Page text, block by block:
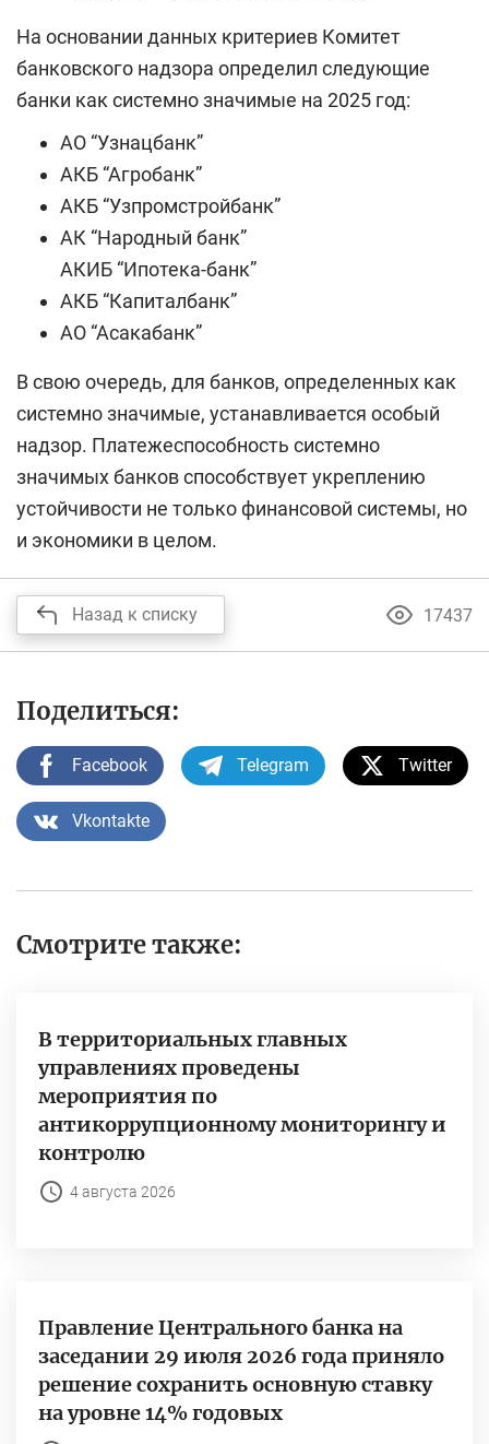
На основании данных критериев Комитет
банковского надзора определил следующие
банки как системно значимые на 2025 год:
АО “Узнацбанк”
АКБ “Агробанк”
АКБ “Узпромстройбанк”
АК “Народный банк”
АКИБ “Ипотека-банк”
АКБ “Капиталбанк”
АО “Асакабанк”
В свою очередь, для банков, определенных как
системно значимые, устанавливается особый
надзор. Платежеспособность системно
значимых банков способствует укреплению
устойчивости не только финансовой системы, но
и экономики в целом.
Назад к списку 17437
Поделиться:
Facebook Telegram Twitter
Vkontakte
Смотрите также:
В территориальных главных
управлениях проведены
мероприятия по
антикоррупционному мониторингу и
контролю
4 августа 2026
Правление Центрального банка на
заседании 29 июля 2026 года приняло
решение сохранить основную ставку
на уровне 14% годовых